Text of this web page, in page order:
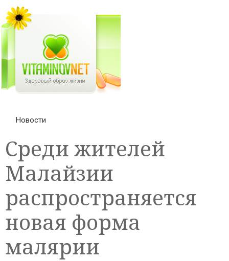
Новости
Среди жителей
Малайзии
распространяется
новая форма
малярии